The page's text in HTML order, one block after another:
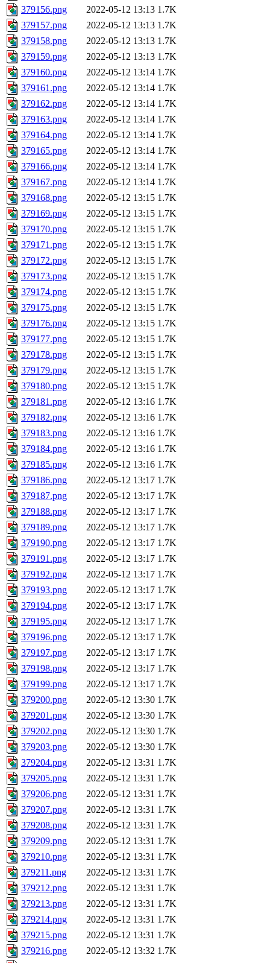
379156.png
2022-05-12 13:13 1.7K
379157.png
2022-05-12 13:13 1.7K
379158.png
2022-05-12 13:13 1.7K
379159.png
2022-05-12 13:13 1.7K
379160.png
2022-05-12 13:14 1.7K
379161.png
2022-05-12 13:14 1.7K
379162.png
2022-05-12 13:14 1.7K
379163.png
2022-05-12 13:14 1.7K
379164.png
2022-05-12 13:14 1.7K
379165.png
2022-05-12 13:14 1.7K
379166.png
2022-05-12 13:14 1.7K
379167.png
2022-05-12 13:14 1.7K
379168.png
2022-05-12 13:15 1.7K
379169.png
2022-05-12 13:15 1.7K
379170.png
2022-05-12 13:15 1.7K
379171.png
2022-05-12 13:15 1.7K
379172.png
2022-05-12 13:15 1.7K
379173.png
2022-05-12 13:15 1.7K
379174.png
2022-05-12 13:15 1.7K
379175.png
2022-05-12 13:15 1.7K
379176.png
2022-05-12 13:15 1.7K
379177.png
2022-05-12 13:15 1.7K
379178.png
2022-05-12 13:15 1.7K
379179.png
2022-05-12 13:15 1.7K
379180.png
2022-05-12 13:15 1.7K
379181.png
2022-05-12 13:16 1.7K
379182.png
2022-05-12 13:16 1.7K
379183.png
2022-05-12 13:16 1.7K
379184.png
2022-05-12 13:16 1.7K
379185.png
2022-05-12 13:16 1.7K
379186.png
2022-05-12 13:17 1.7K
379187.png
2022-05-12 13:17 1.7K
379188.png
2022-05-12 13:17 1.7K
379189.png
2022-05-12 13:17 1.7K
379190.png
2022-05-12 13:17 1.7K
379191.png
2022-05-12 13:17 1.7K
379192.png
2022-05-12 13:17 1.7K
379193.png
2022-05-12 13:17 1.7K
379194.png
2022-05-12 13:17 1.7K
379195.png
2022-05-12 13:17 1.7K
379196.png
2022-05-12 13:17 1.7K
379197.png
2022-05-12 13:17 1.7K
379198.png
2022-05-12 13:17 1.7K
379199.png
2022-05-12 13:17 1.7K
379200.png
2022-05-12 13:30 1.7K
379201.png
2022-05-12 13:30 1.7K
379202.png
2022-05-12 13:30 1.7K
379203.png
2022-05-12 13:30 1.7K
379204.png
2022-05-12 13:31 1.7K
379205.png
2022-05-12 13:31 1.7K
379206.png
2022-05-12 13:31 1.7K
379207.png
2022-05-12 13:31 1.7K
379208.png
2022-05-12 13:31 1.7K
379209.png
2022-05-12 13:31 1.7K
379210.png
2022-05-12 13:31 1.7K
379211.png
2022-05-12 13:31 1.7K
379212.png
2022-05-12 13:31 1.7K
379213.png
2022-05-12 13:31 1.7K
379214.png
2022-05-12 13:31 1.7K
379215.png
2022-05-12 13:31 1.7K
379216.png
2022-05-12 13:32 1.7K